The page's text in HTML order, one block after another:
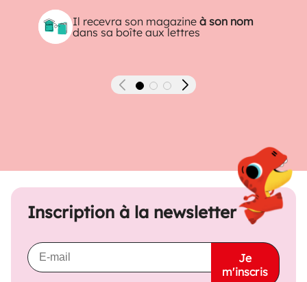
Il recevra son magazineà son nom
dans sa boîte aux lettres
Précédent Suivant
Inscription à la newsletter
Je
m'inscris